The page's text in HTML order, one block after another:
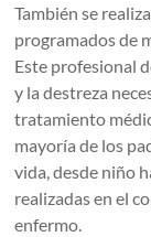
También se
programados de
Este profesional
y la destreza
tratamiento
mayoría de los
vida, desde niño
realizadas en el
enfermo.